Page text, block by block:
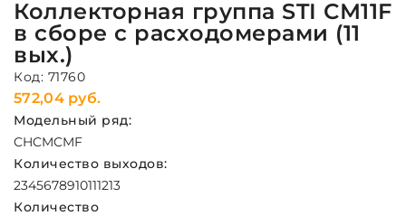
Коллекторная группа STI СМ11F
в сборе с расходомерами (11
вых.)
Код: 71760
572,04 руб.
Модельный ряд:
CHCMCMF
Количество выходов:
2345678910111213
Количество